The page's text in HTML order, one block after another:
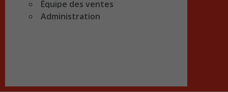
Équipe des ventes
Administration